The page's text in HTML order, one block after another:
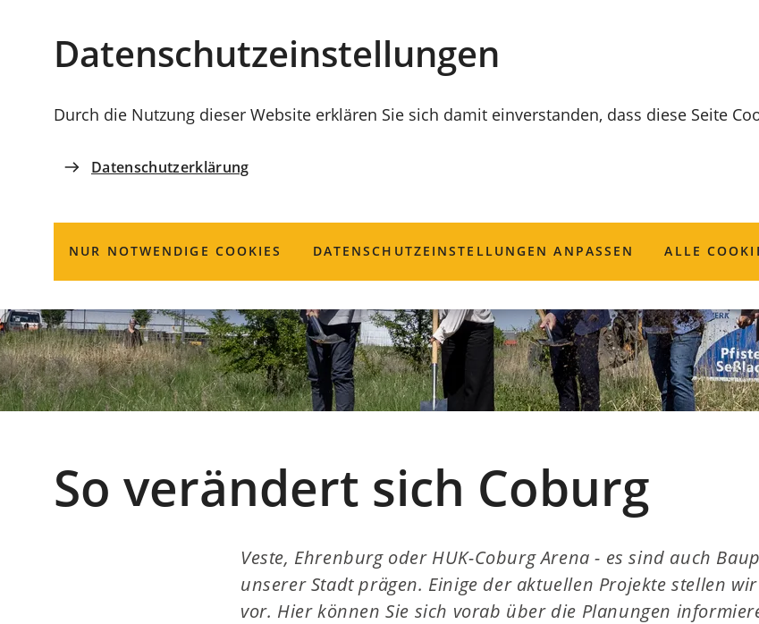
Datenschutz­einstellungen
Durch die Nutzung dieser Website erklären Sie sich damit einverstanden, dass diese Seite
Datenschutzerklärung
NUR NOTWENDIGE COOKIES DATENSCHUTZ­EINSTELLUNGEN ANPASSEN ALLE
Coburg
So verändert sich Coburg
Veste, Ehrenburg oder HUK-Coburg Arena - es sind auch
unserer Stadt prägen. Einige der aktuellen Projekte stellen
vor. Hier können Sie sich vorab über die Planungen